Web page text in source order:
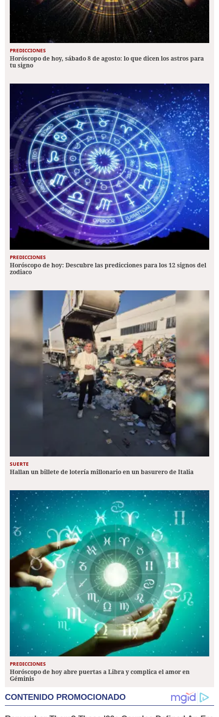
PREDICCIONES
Horóscopo de hoy, sábado 8 de agosto: lo que dicen los astros para
tu signo
PREDICCIONES
Horóscopo de hoy: Descubre las predicciones para los 12 signos del
zodiaco
SUERTE
Hallan un billete de lotería millonario en un basurero de Italia
PREDICCIONES
Horóscopo de hoy abre puertas a Libra y complica el amor en
Géminis
CONTENIDO PROMOCIONADO